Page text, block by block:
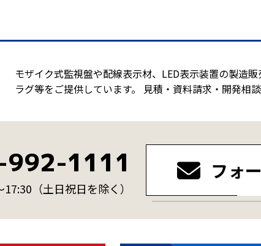
モザイク式監視盤や配線表示材、LED表示装置の製造
ラグ等をご提供しています。 見積・資料請求・開発相
1111
17:30 （土日祝日を除く）
フォ